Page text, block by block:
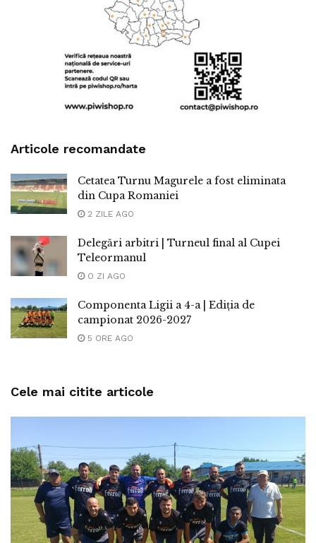
Articole recomandate
Cetatea Turnu Magurele a fost eliminata
din Cupa Romaniei
2 ZILE AGO
Delegări arbitri | Turneul final al Cupei
Teleormanul
O ZI AGO
Componenta Ligii a 4-a | Ediția de
campionat 2026-2027
5 ORE AGO
Cele mai citite articole